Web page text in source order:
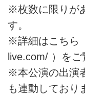
※枚数に限りが
す。
※詳細はこちら
live.com/ ）をご
※本公演の出演
も連動しており